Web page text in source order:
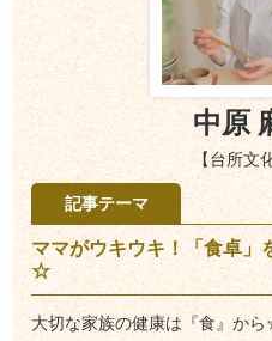
中原
【台所文
記事テーマ
ママがウキウキ！「食卓」
☆
大切な家族の健康は『食』か